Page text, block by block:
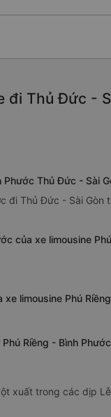
đi Thủ Đức -
Thủ Đức - Sài
đi Thủ Đức - Sài
của xe limousine
limousine Phú
Riềng - Bình
xuất trong các dịp